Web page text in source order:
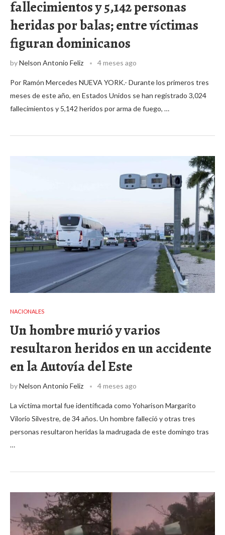
fallecimientos y 5,142 personas
heridas por balas; entre víctimas
figuran dominicanos
byNelson Antonio Feliz 4 meses ago
Por Ramón Mercedes NUEVA YORK.- Durante los primeros tres
meses de este año, en Estados Unidos se han registrado 3,024
fallecimientos y 5,142 heridos por arma de fuego, …
NACIONALES
Un hombre murió y varios
resultaron heridos en un accidente
en la Autovía del Este
byNelson Antonio Feliz 4 meses ago
La víctima mortal fue identificada como Yoharison Margarito
Vilorio Silvestre, de 34 años. Un hombre falleció y otras tres
personas resultaron heridas la madrugada de este domingo tras
…